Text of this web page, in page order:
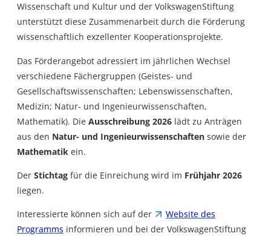
Wissenschaft und Kultur und der VolkswagenStiftung
unterstützt diese Zusammenarbeit durch die Förderung
wissenschaftlich exzellenter Kooperationsprojekte.
Das Förderangebot adressiert im jährlichen Wechsel
verschiedene Fächergruppen (Geistes- und
Gesellschaftswissenschaften; Lebenswissenschaften,
Medizin; Natur- und Ingenieurwissenschaften,
Mathematik). Die Ausschreibung 2026 lädt zu Anträgen
aus den Natur- und Ingenieurwissenschaften sowie der
Mathematik ein.
Der Stichtag für die Einreichung wird im Frühjahr 2026
liegen.
Interessierte können sich auf der
Website des
Programms informieren und bei der VolkswagenStiftung